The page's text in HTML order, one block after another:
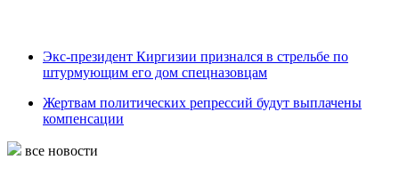
Экс-президент Киргизии признался в стрельбе по
штурмующим его дом спецназовцам
Жертвам политических репрессий будут выплачены
компенсации
все новости